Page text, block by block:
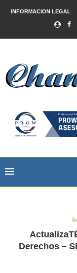
INFORMACION LEGAL
Derechos –